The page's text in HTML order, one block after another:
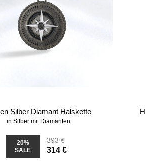
Silber Diamant Halskette
in Silber mit Diamanten
20%
SALE
393 €
314 €